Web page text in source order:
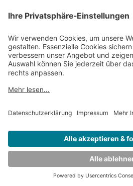
Kontakt
Datenschutz
Newsletter
Entwickelt durchJOBIQO